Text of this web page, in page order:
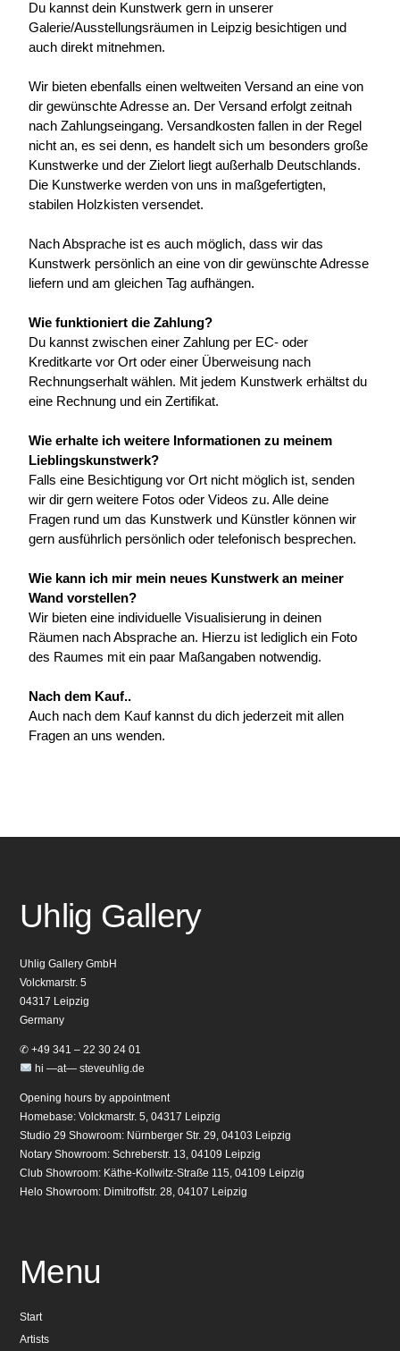
Du kannst dein Kunstwerk gern in unserer
Galerie/Ausstellungsräumen in Leipzig besichtigen und
auch direkt mitnehmen.
Wir bieten ebenfalls einen weltweiten Versand an eine von
dir gewünschte Adresse an. Der Versand erfolgt zeitnah
nach Zahlungseingang. Versandkosten fallen in der Regel
nicht an, es sei denn, es handelt sich um besonders große
Kunstwerke und der Zielort liegt außerhalb Deutschlands.
Die Kunstwerke werden von uns in maßgefertigten,
stabilen Holzkisten versendet.
Nach Absprache ist es auch möglich, dass wir das
Kunstwerk persönlich an eine von dir gewünschte Adresse
liefern und am gleichen Tag aufhängen.
Wie funktioniert die Zahlung?
Du kannst zwischen einer Zahlung per EC- oder
Kreditkarte vor Ort oder einer Überweisung nach
Rechnungserhalt wählen. Mit jedem Kunstwerk erhältst du
eine Rechnung und ein Zertifikat.
Wie erhalte ich weitere Informationen zu meinem
Lieblingskunstwerk?
Falls eine Besichtigung vor Ort nicht möglich ist, senden
wir dir gern weitere Fotos oder Videos zu. Alle deine
Fragen rund um das Kunstwerk und Künstler können wir
gern ausführlich persönlich oder telefonisch besprechen.
Wie kann ich mir mein neues Kunstwerk an meiner
Wand vorstellen?
Wir bieten eine individuelle Visualisierung in deinen
Räumen nach Absprache an. Hierzu ist lediglich ein Foto
des Raumes mit ein paar Maßangaben notwendig.
Nach dem Kauf..
Auch nach dem Kauf kannst du dich jederzeit mit allen
Fragen an uns wenden.
Uhlig Gallery
Uhlig Gallery GmbH
Volckmarstr. 5
04317 Leipzig
Germany
✆ +49 341 – 22 30 24 01
hi —at— steveuhlig.de
Opening hours by appointment
Homebase: Volckmarstr. 5, 04317 Leipzig
Studio 29 Showroom: Nürnberger Str. 29, 04103 Leipzig
Notary Showroom: Schreberstr. 13, 04109 Leipzig
Club Showroom: Käthe-Kollwitz-Straße 115, 04109 Leipzig
Helo Showroom: Dimitroffstr. 28, 04107 Leipzig
Menu
Start
Artists